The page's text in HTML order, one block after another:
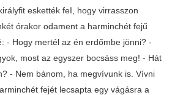
eskették feI, hogy virrasszon
órakor odament a harminchét fejű
- Hogy mertél az én erdőmbe jönni? -
most az egyszer bocsáss meg! - Hát
- Nem bánom, ha megvívunk is. Vívni
fejét lecsapta egy vágásra a